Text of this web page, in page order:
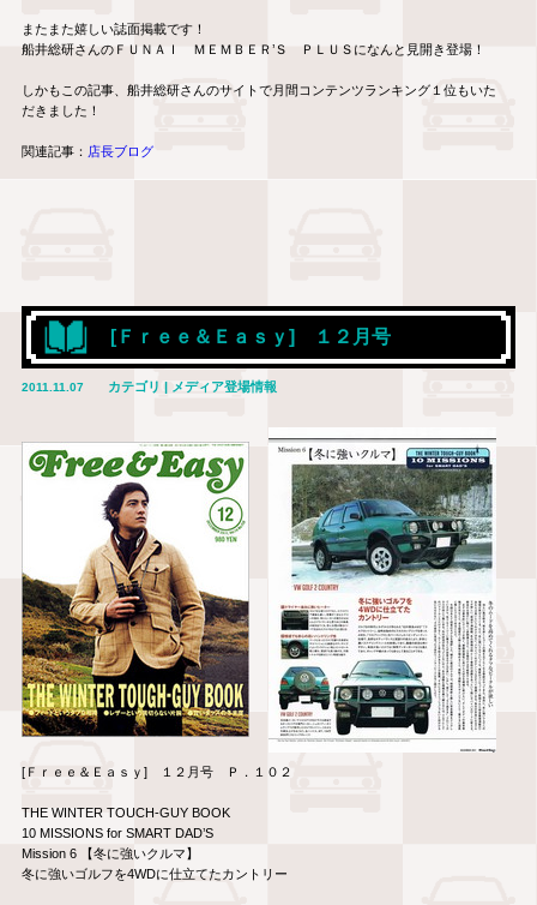
またまた嬉しい誌面掲載です！
船井総研さんのＦＵＮＡＩ ＭＥＭＢＥＲ’Ｓ ＰＬＵＳになんと見開き登場！
しかもこの記事、船井総研さんのサイトで月間コンテンツランキング１位もいた
だきました！
関連記事： 店長ブログ
[Ｆｒｅｅ＆Ｅａｓｙ] １２月号
2011.11.07 カテゴリ | メディア登場情報
[Ｆｒｅｅ＆Ｅａｓｙ] １２月号 Ｐ．１０２
THE WINTER TOUCH-GUY BOOK
10 MISSIONS for SMART DAD’S
Mission 6 【冬に強いクルマ】
冬に強いゴルフを4WDに仕立てたカントリー